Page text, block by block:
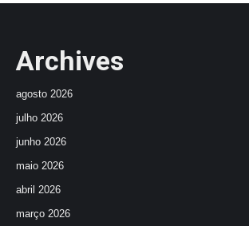
Archives
agosto 2026
julho 2026
junho 2026
maio 2026
abril 2026
março 2026